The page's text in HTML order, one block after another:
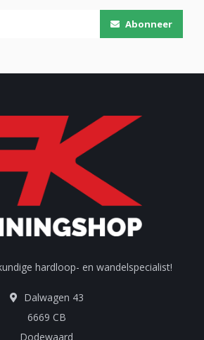
Abonneer
hardloop- en wandelspecialist!
Dalwagen 43
6669 CB
Dodewaard